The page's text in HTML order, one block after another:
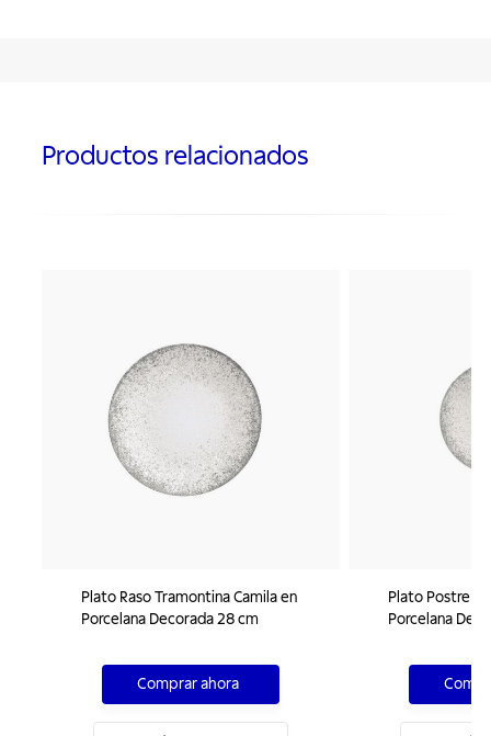
Productos relacionados
Plato Raso Tramontina Camila en
Porcelana Decorada 28 cm
Comprar ahora
Plato Postre
Porcelana